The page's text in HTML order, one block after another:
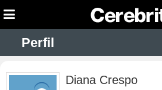
Perfil
Diana Crespo